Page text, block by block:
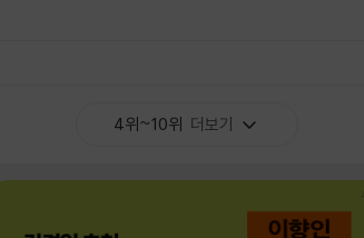
4위~10위 더보기